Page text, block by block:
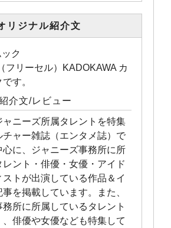
リジナル紹介文
ク
フリーセル）KADOKAWA カ
す。
介文/レビュー
ャニーズ所属タレントを特集
チャー雑誌（エンタメ誌）で
心に、ジャニーズ事務所に所
レント・俳優・女優・アイド
ストが出演している作品＆イ
を掲載しています。また、
務所に所属しているタレント
、俳優や女優なども特集して